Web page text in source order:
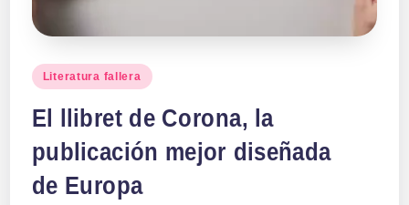
Publicado
Literatura fallera
El llibret de Corona, la
publicación mejor diseñada
de Europa